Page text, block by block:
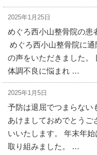
2025年1月25日
めぐろ西小山整骨院の患
めぐろ西小山整骨院に
の声をいただきました。
体調不良に悩まれ …
2025年1月5日
予防は退屈でつまらない
あけましておめでとうご
いいたします。 年末年
取り組みました。 …